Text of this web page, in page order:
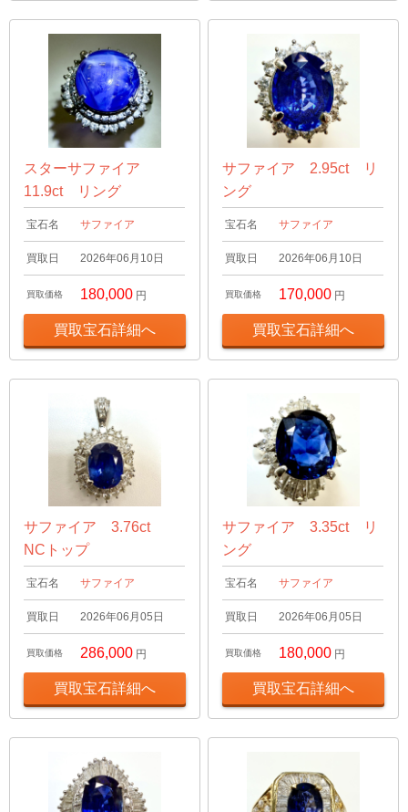
スターサファイア
11.9ct リング
宝石名 サファイア
買取日 2026年06月10日
買取価格 180,000 円
買取宝石詳細へ
サファイア 2.95ct リ
ング
宝石名 サファイア
買取日 2026年06月10日
買取価格 170,000 円
買取宝石詳細へ
サファイア 3.76ct
NCトップ
宝石名 サファイア
買取日 2026年06月05日
買取価格 286,000 円
買取宝石詳細へ
サファイア 3.35ct リ
ング
宝石名 サファイア
買取日 2026年06月05日
買取価格 180,000 円
買取宝石詳細へ